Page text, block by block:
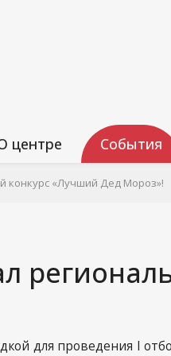
центре
среда
События
конкурс «Лучший Дед Мороз»!
для проведения I